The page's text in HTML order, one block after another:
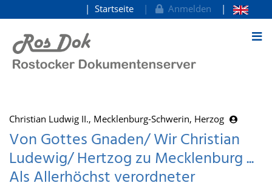
zum Inhalt
Startseite Anmelden
Christian Ludwig II., Mecklenburg-Schwerin, Herzog
Von Gottes Gnaden/ Wir Christian
Ludewig/ Hertzog zu Mecklenburg ...
Als Allerhöchst verordneter